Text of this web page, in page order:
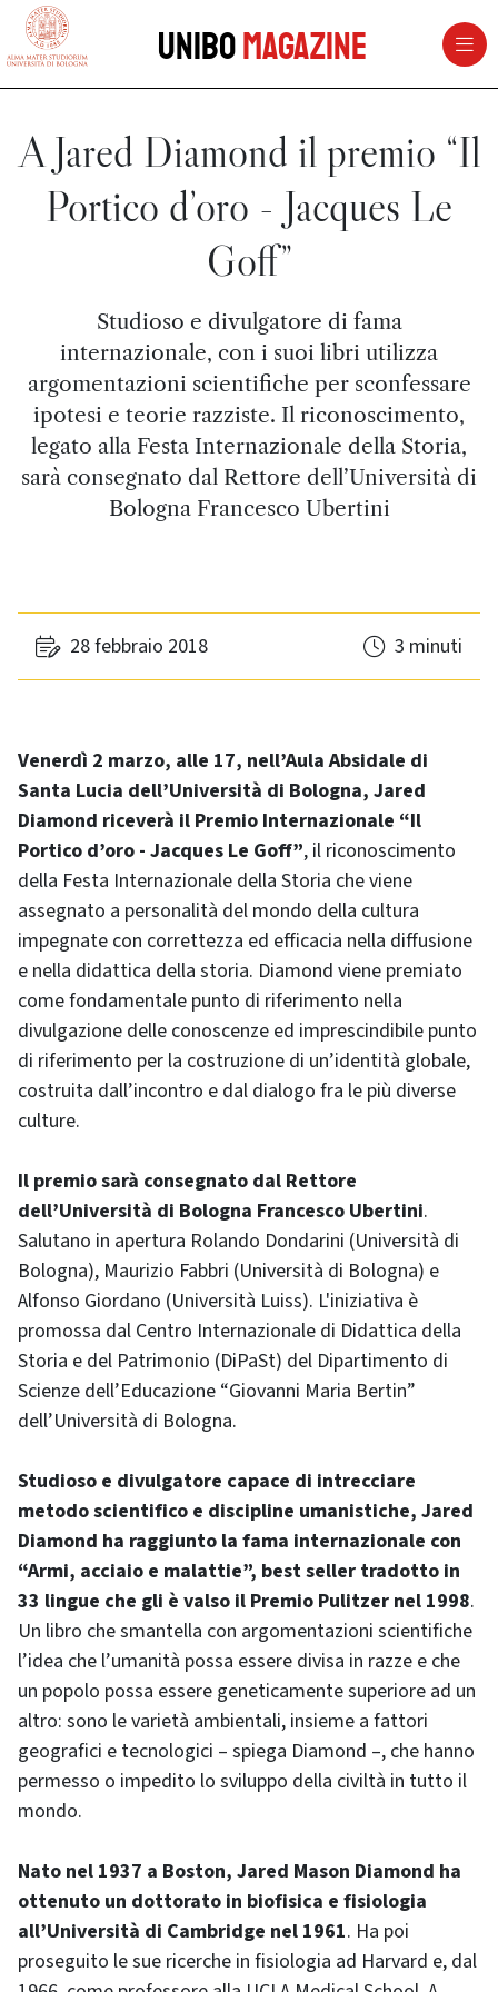
vai al contenuto della pagina
UniboMagazine
A Jared Diamond il premio “Il
Portico d’oro - Jacques Le
Goff”
Studioso e divulgatore di fama
internazionale, con i suoi libri utilizza
argomentazioni scientifiche per sconfessare
ipotesi e teorie razziste. Il riconoscimento,
legato alla Festa Internazionale della Storia,
sarà consegnato dal Rettore dell’Università di
Bologna Francesco Ubertini
28 febbraio 2018 3 minuti
Venerdì 2 marzo, alle 17, nell’Aula Absidale di
Santa Lucia dell’Università di Bologna, Jared
Diamond riceverà il Premio Internazionale “Il
Portico d’oro - Jacques Le Goff”, il riconoscimento
della Festa Internazionale della Storia che viene
assegnato a personalità del mondo della cultura
impegnate con correttezza ed efficacia nella diffusione
e nella didattica della storia. Diamond viene premiato
come fondamentale punto di riferimento nella
divulgazione delle conoscenze ed imprescindibile punto
di riferimento per la costruzione di un’identità globale,
costruita dall’incontro e dal dialogo fra le più diverse
culture.
Il premio sarà consegnato dal Rettore
dell’Università di Bologna Francesco Ubertini.
Salutano in apertura Rolando Dondarini (Università di
Bologna), Maurizio Fabbri (Università di Bologna) e
Alfonso Giordano (Università Luiss). L'iniziativa è
promossa dal Centro Internazionale di Didattica della
Storia e del Patrimonio (DiPaSt) del Dipartimento di
Scienze dell’Educazione “Giovanni Maria Bertin”
dell’Università di Bologna.
Studioso e divulgatore capace di intrecciare
metodo scientifico e discipline umanistiche, Jared
Diamond ha raggiunto la fama internazionale con
“Armi, acciaio e malattie”, best seller tradotto in
33 lingue che gli è valso il Premio Pulitzer nel 1998.
Un libro che smantella con argomentazioni scientifiche
l’idea che l’umanità possa essere divisa in razze e che
un popolo possa essere geneticamente superiore ad un
altro: sono le varietà ambientali, insieme a fattori
geografici e tecnologici – spiega Diamond –, che hanno
permesso o impedito lo sviluppo della civiltà in tutto il
mondo.
Nato nel 1937 a Boston, Jared Mason Diamond ha
ottenuto un dottorato in biofisica e fisiologia
all’Università di Cambridge nel 1961. Ha poi
proseguito le sue ricerche in fisiologia ad Harvard e, dal